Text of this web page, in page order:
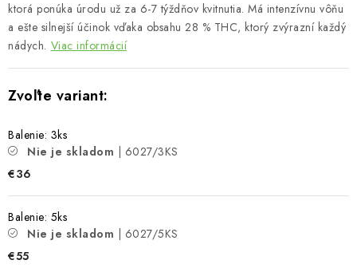
ktorá ponúka úrodu už za 6-7 týždňov kvitnutia. Má intenzívnu vôňu
a ešte silnejší účinok vďaka obsahu 28 % THC, ktorý zvýrazní každý
nádych. Viac informácií
Balenie: 3ks
Nie je skladom
| 6027/3KS
€36
Balenie: 5ks
Nie je skladom
| 6027/5KS
€55